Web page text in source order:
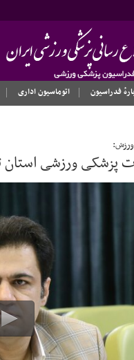
فدراسیون اتوماسیون اداری
ورزش:
پزشکی ورزشی استان